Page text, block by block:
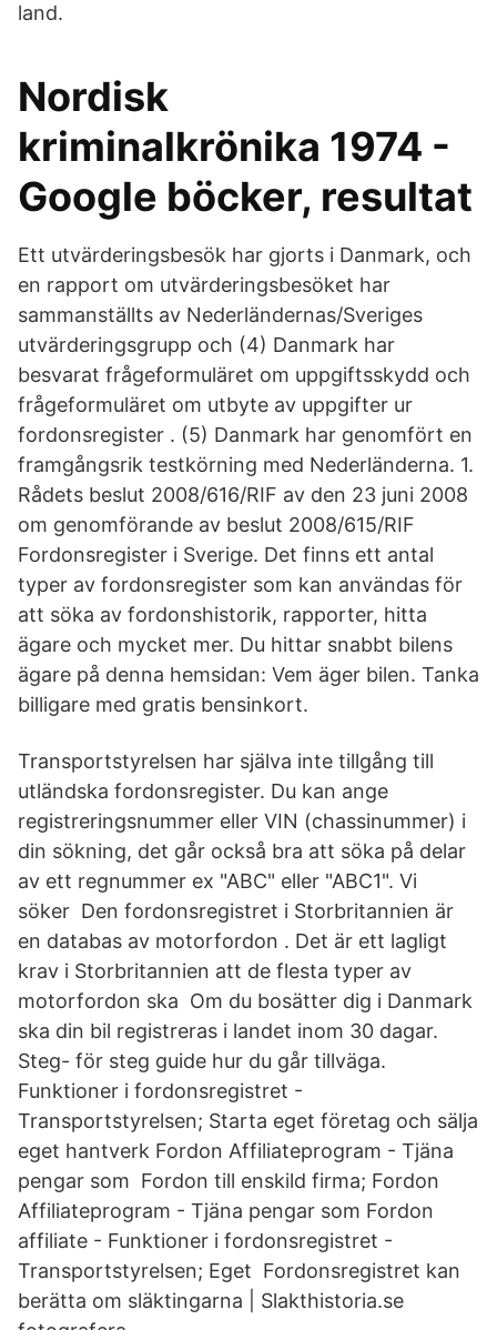
land.
Nordisk
kriminalkrönika 1974 -
Google böcker, resultat
Ett utvärderingsbesök har gjorts i Danmark, och
en rapport om utvärderingsbesöket har
sammanställts av Nederländernas/Sveriges
utvärderingsgrupp och (4) Danmark har
besvarat frågeformuläret om uppgiftsskydd och
frågeformuläret om utbyte av uppgifter ur
fordonsregister . (5) Danmark har genomfört en
framgångsrik testkörning med Nederländerna. 1.
Rådets beslut 2008/616/RIF av den 23 juni 2008
om genomförande av beslut 2008/615/RIF
Fordonsregister i Sverige. Det finns ett antal
typer av fordonsregister som kan användas för
att söka av fordonshistorik, rapporter, hitta
ägare och mycket mer. Du hittar snabbt bilens
ägare på denna hemsidan: Vem äger bilen. Tanka
billigare med gratis bensinkort.
Transportstyrelsen har själva inte tillgång till
utländska fordonsregister. Du kan ange
registreringsnummer eller VIN (chassinummer) i
din sökning, det går också bra att söka på delar
av ett regnummer ex "ABC" eller "ABC1". Vi
söker Den fordonsregistret i Storbritannien är
en databas av motorfordon . Det är ett lagligt
krav i Storbritannien att de flesta typer av
motorfordon ska Om du bosätter dig i Danmark
ska din bil registreras i landet inom 30 dagar.
Steg- för steg guide hur du går tillväga.
Funktioner i fordonsregistret -
Transportstyrelsen; Starta eget företag och sälja
eget hantverk Fordon Affiliateprogram - Tjäna
pengar som Fordon till enskild firma; Fordon
Affiliateprogram - Tjäna pengar som Fordon
affiliate - Funktioner i fordonsregistret -
Transportstyrelsen; Eget Fordonsregistret kan
berätta om släktingarna | Slakthistoria.se